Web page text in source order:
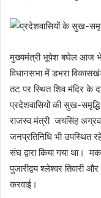
मुख्यमंत्री भूपेश बघेल आज
विधानसभा में डभरा
तट पर स्थित शिव मंदिर के
प्रदेशवासियों की सुख-
राजस्व मंत्री जयसिंह
जनप्रतिनिधि भी उपस्थित
संघ द्वारा किया गया था।
पुजारीद्वय श्लेश्वर तिवारी
करवाई।